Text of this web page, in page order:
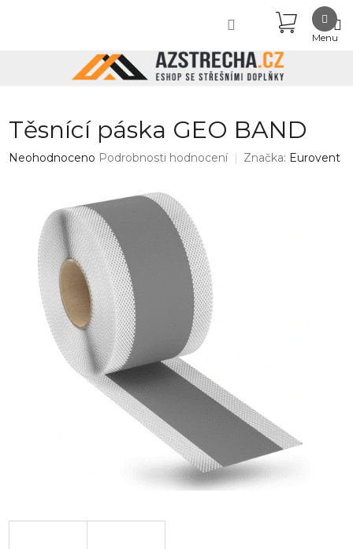
KOŠÍK
Těsnící páska GEO BAND
Průměrné
hvězdiček.
Neohodnoceno Podrobnosti hodnocení Značka: Eurovent